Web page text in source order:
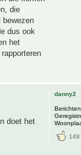
die
bewezen
dus ook
het
doet het
danny2